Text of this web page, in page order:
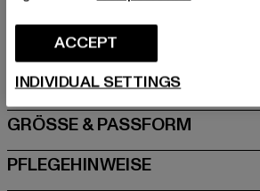
Hersteller: Urban Styles Agency
agentur@urbanstylesagency.com
Schanzenstraße 41 | 51063 Köln | DE
GRÖSSE & PASSFORM
PFLEGEHINWEISE
ACCEPT
INDIVIDUAL SETTINGS